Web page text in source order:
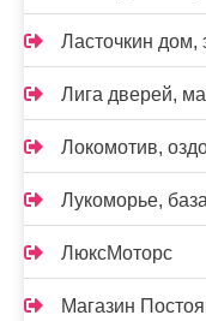
Ласточкин дом,
Лига дверей,
Локомотив,
Лукоморье,
ЛюксМоторс
Магазин